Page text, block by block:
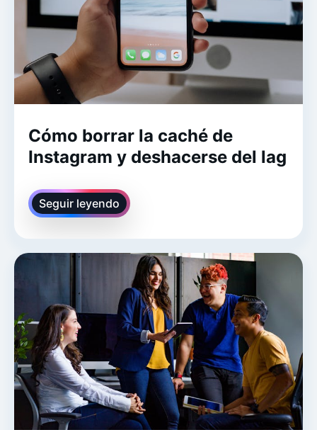
Cómo borrar la caché de
Instagram y deshacerse del lag
Seguir leyendo